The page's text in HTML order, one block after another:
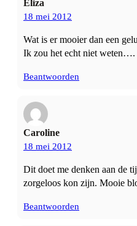
Eliza
18 mei 2012
Wat is er mooier dan een
Ik zou het echt niet weten….
Beantwoorden
Caroline
18 mei 2012
Dit doet me denken aan de
zorgeloos kon zijn. Mooie
Beantwoorden